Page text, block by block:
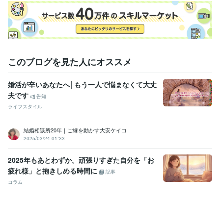
このブログを見た人にオススメ
婚活が辛いあなたへ│もう一人で悩まなくて大丈
夫です
告知
ライフスタイル
結婚相談所20年｜ご縁を動かす大安ケイコ
2025/03/24 01:33
2025年もあとわずか。頑張りすぎた自分を「お
疲れ様」と抱きしめる時間に
記事
コラム